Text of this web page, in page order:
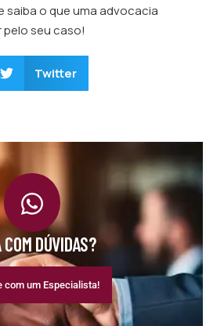
saiba o que uma advocacia
seu caso!
Twitter
DÚVIDAS?
com um Especialista!